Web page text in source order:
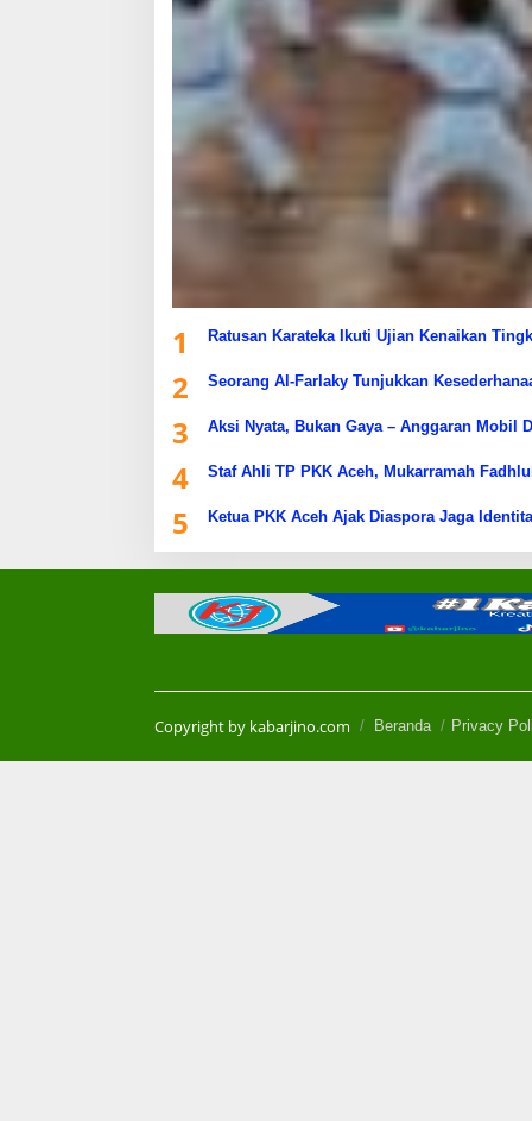
1 Ratusan Karateka Ikuti Ujian Kenaikan
2 Seorang Al-Farlaky Tunjukkan
3 Aksi Nyata, Bukan Gaya – Anggaran Mobil
4 Staf Ahli TP PKK Aceh, Mukarramah
5 Ketua PKK Aceh Ajak Diaspora Jaga
Copyright by kabarjino.com Beranda Privacy